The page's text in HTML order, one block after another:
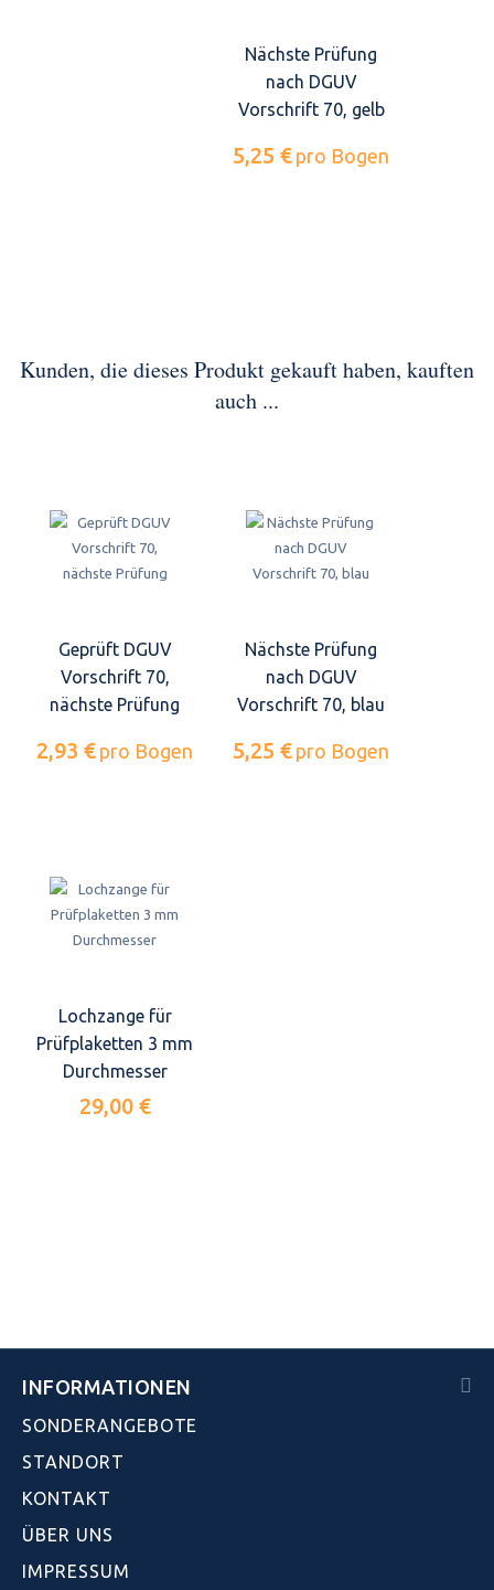
Nächste Prüfung
nach DGUV
Vorschrift 70, gelb
5,25 € pro Bogen
Kunden, die dieses Produkt gekauft haben, kauften
auch ...
Geprüft DGUV
Vorschrift 70,
nächste Prüfung
2,93 € pro Bogen
Nächste Prüfung
nach DGUV
Vorschrift 70, blau
5,25 € pro Bogen
Lochzange für
Prüfplaketten 3 mm
Durchmesser
29,00 €
INFORMATIONEN
SONDERANGEBOTE
STANDORT
KONTAKT
ÜBER UNS
IMPRESSUM